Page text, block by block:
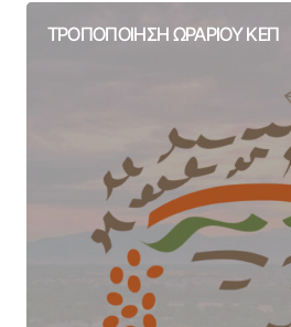
ΤΡΟΠΟΠΟΙΗΣΗ ΩΡΑΡΙΟΥ ΚΕΠ